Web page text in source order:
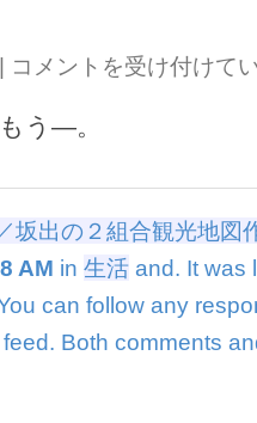
| 商
散
供
／
坂
の
コメントを受け付けて
う―。
坂出の２組合観光地図
AM in 生活 and. It was
can follow any
feed. Both comments